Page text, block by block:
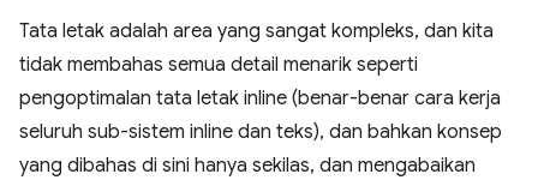
Tata letak adalah area yang sangat kompleks, dan kita
tidak membahas semua detail menarik seperti
pengoptimalan tata letak inline (benar-benar cara kerja
seluruh sub-sistem inline dan teks), dan bahkan konsep
yang dibahas di sini hanya sekilas, dan mengabaikan